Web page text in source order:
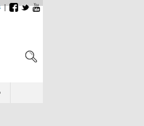
|